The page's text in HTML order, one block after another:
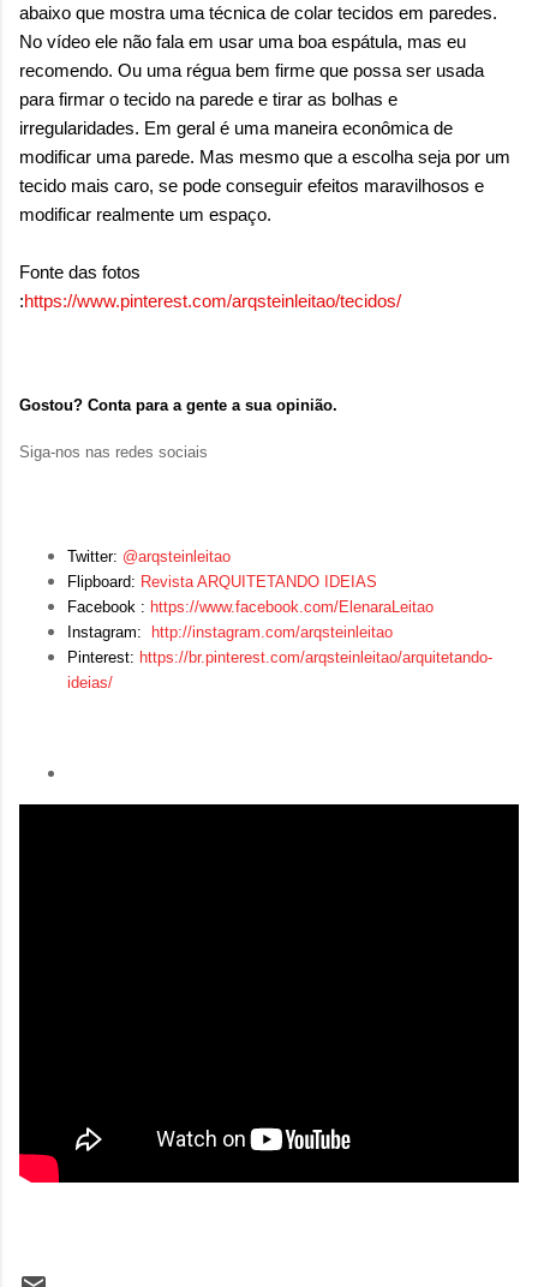
abaixo que mostra uma técnica de colar tecidos em paredes.
No vídeo ele não fala em usar uma boa espátula, mas eu
recomendo. Ou uma régua bem firme que possa ser usada
para firmar o tecido na parede e tirar as bolhas e
irregularidades. Em geral é uma maneira econômica de
modificar uma parede. Mas mesmo que a escolha seja por um
tecido mais caro, se pode conseguir efeitos maravilhosos e
modificar realmente um espaço.
Fonte das fotos
:https://www.pinterest.com/arqsteinleitao/tecidos/
Gostou? Conta para a gente a sua opinião.
Siga-nos nas redes sociais
Twitter: @arqsteinleitao
Flipboard: Revista ARQUITETANDO IDEIAS
Facebook : https://www.facebook.com/ElenaraLeitao
Instagram:
http://instagram.com/arqsteinleitao
Pinterest: https://br.pinterest.com/arqsteinleitao/arquitetando-
ideias/